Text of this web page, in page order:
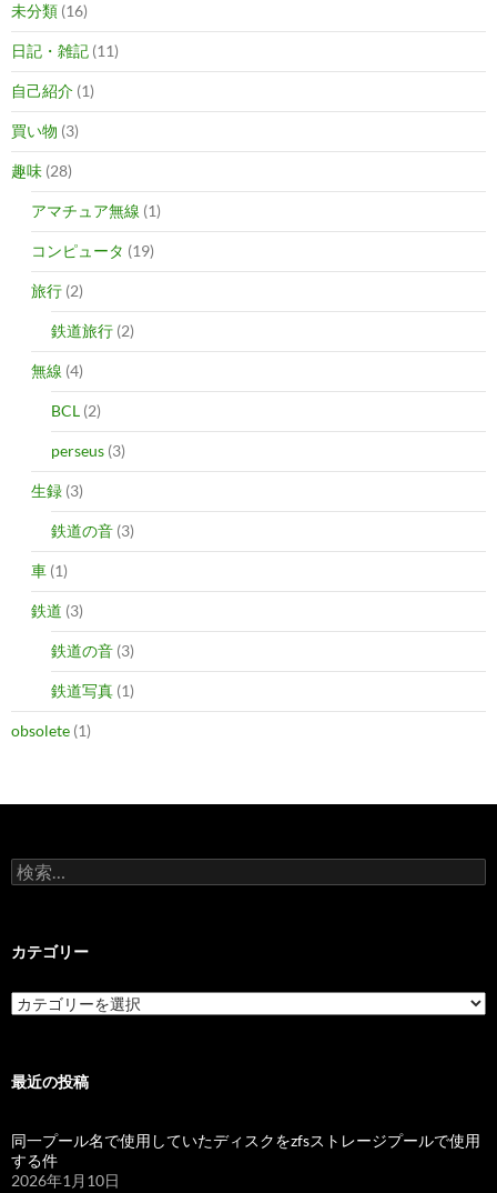
未分類 (16)
日記・雑記 (11)
自己紹介 (1)
買い物 (3)
趣味 (28)
アマチュア無線 (1)
コンピュータ (19)
旅行 (2)
鉄道旅行 (2)
無線 (4)
BCL (2)
perseus (3)
生録 (3)
鉄道の音 (3)
車 (1)
鉄道 (3)
鉄道の音 (3)
鉄道写真 (1)
obsolete (1)
検
索:
カテゴリー
カ
テ
ー
最近の投稿
同一プール名で使用していたディスクをzfsストレージプールで使用
する件
2026年1月10日